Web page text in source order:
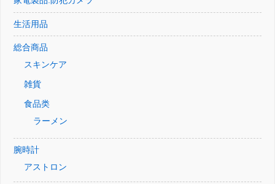
生活用品
総合商品
スキンケア
雑貨
食品类
ラーメン
腕時計
アストロン